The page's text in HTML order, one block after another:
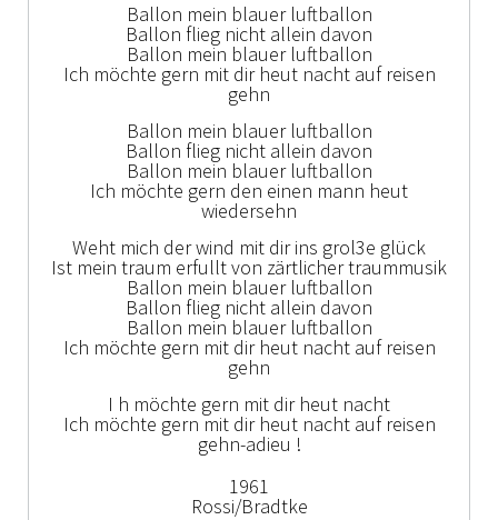
Ballon mein blauer luftballon
Ballon flieg nicht allein davon
Ballon mein blauer luftballon
Ich möchte gern mit dir heut nacht auf reisen
gehn
Ballon mein blauer luftballon
Ballon flieg nicht allein davon
Ballon mein blauer luftballon
Ich möchte gern den einen mann heut
wiedersehn
Weht mich der wind mit dir ins grol3e glück
Ist mein traum erfullt von zärtlicher traummusik
Ballon mein blauer luftballon
Ballon flieg nicht allein davon
Ballon mein blauer luftballon
Ich möchte gern mit dir heut nacht auf reisen
gehn
I h möchte gern mit dir heut nacht
Ich möchte gern mit dir heut nacht auf reisen
gehn-adieu !
1961
Rossi/Bradtke